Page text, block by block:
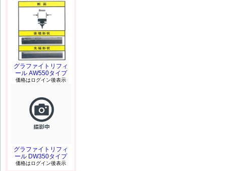
グラファイトリフィ
ール AW550タイプ
価格はログイン後表示
グラファイトリフィ
ール DW350タイプ
価格はログイン後表示